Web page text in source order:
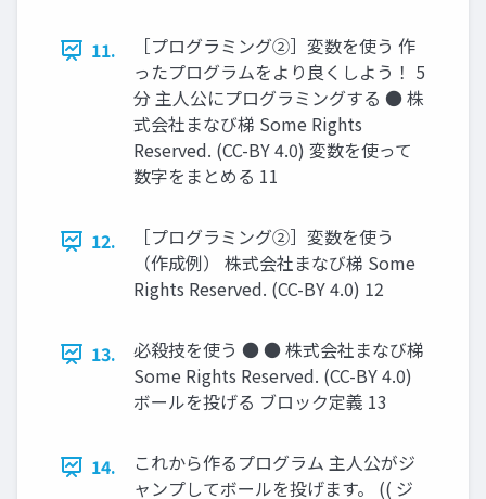
11.
［プログラミング②］変数を使う 作
ったプログラムをより良くしよう！ 5
分 主人公にプログラミングする ● 株
式会社まなび梯 Some Rights
Reserved. (CC-BY 4.0) 変数を使って
数字をまとめる 11
12.
［プログラミング②］変数を使う
（作成例） 株式会社まなび梯 Some
Rights Reserved. (CC-BY 4.0) 12
13.
必殺技を使う ● ● 株式会社まなび梯
Some Rights Reserved. (CC-BY 4.0)
ボールを投げる ブロック定義 13
14.
これから作るプログラム 主人公がジ
ャンプしてボールを投げます。 (( ジ